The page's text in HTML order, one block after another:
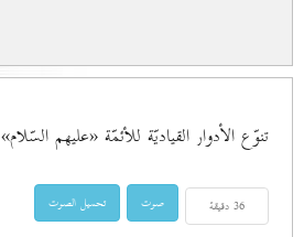
تنوّع الأدوار القياديّة للأئمّة «عليهم السّلام»